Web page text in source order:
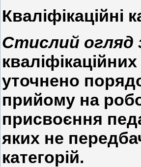
Кваліфікаційні
Стислий огляд
уточнено
прийому на
присвоєння
яких не
категорій.